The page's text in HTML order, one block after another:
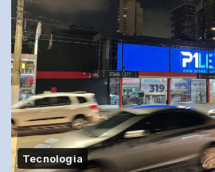
Tecnologia